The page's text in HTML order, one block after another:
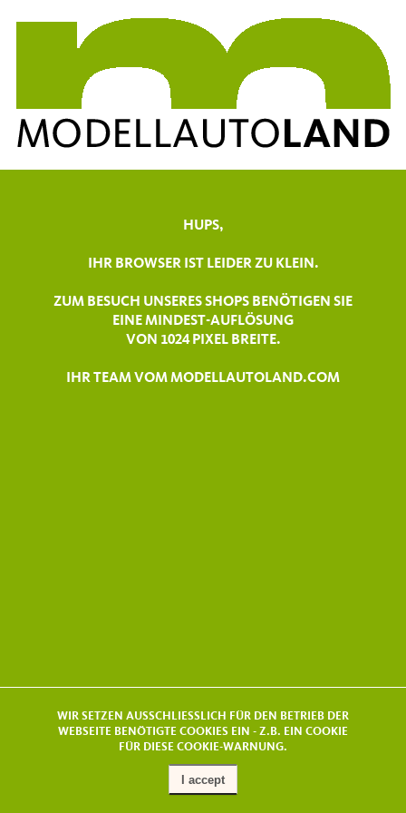
HUPS,
IHR BROWSER IST LEIDER ZU KLEIN.
ZUM BESUCH UNSERES SHOPS BENÖTIGEN SIE
EINE MINDEST-AUFLÖSUNG
VON 1024 PIXEL BREITE.
IHR TEAM VOM MODELLAUTOLAND.COM
WIR SETZEN AUSSCHLIESSLICH FÜR DEN BETRIEB DER
WEBSEITE BENÖTIGTE COOKIES EIN - Z.B. EIN COOKIE
FÜR DIESE COOKIE-WARNUNG.
I accept